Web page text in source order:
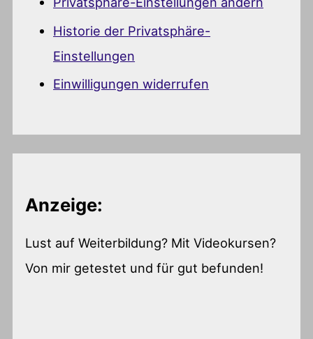
Historie der Privatsphäre-
Einstellungen
Einwilligungen widerrufen
Anzeige:
Lust auf Weiterbildung? Mit Videokursen?
Von mir getestet und für gut befunden!